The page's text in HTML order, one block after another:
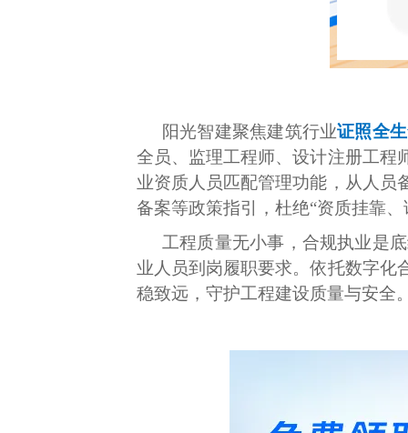
阳光智建聚焦建筑行业证照全
全员、监理工程师、设计注册工程
业资质人员匹配管理功能，从人员
备案等政策指引，杜绝“资质挂靠
工程质量无小事，合规执业是
业人员到岗履职要求。依托数字化
稳致远，守护工程建设质量与安全